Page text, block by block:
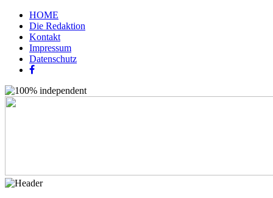
HOME
Die Redaktion
Kontakt
Impressum
Datenschutz